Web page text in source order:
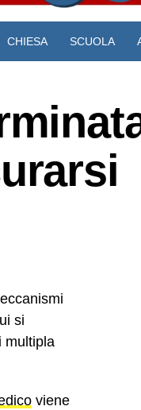
CHIESA SCUOLA
si
multipla
viene